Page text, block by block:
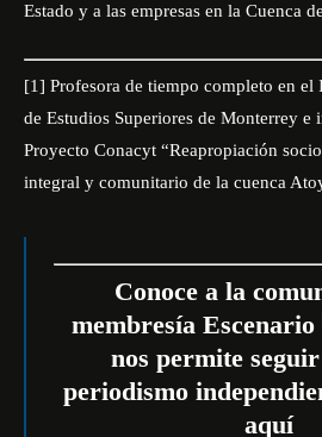
Estado y a las empresas en la Cuenca
[1] Profesora de tiempo completo en
de Estudios Superiores de Monterrey e
Proyecto Conacyt “Reapropiación
integral y comunitario de la cuenca
Conoce a la
membresía
nos permite
periodismo
aquí